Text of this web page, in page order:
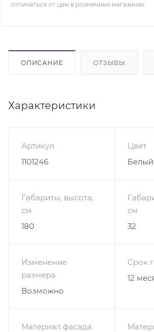
отличаться от цен в розничных магазинах
ОПИСАНИЕ ОТЗЫВЫ
Характеристики
Артикул
1101246
Цвет
Габариты, высота,
см
180
см
32
Изменение
размера
Возможно
Срок
12
Материал фасада